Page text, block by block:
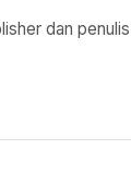
dan